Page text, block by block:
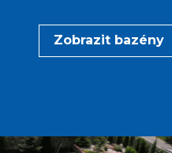
Zobrazit bazény